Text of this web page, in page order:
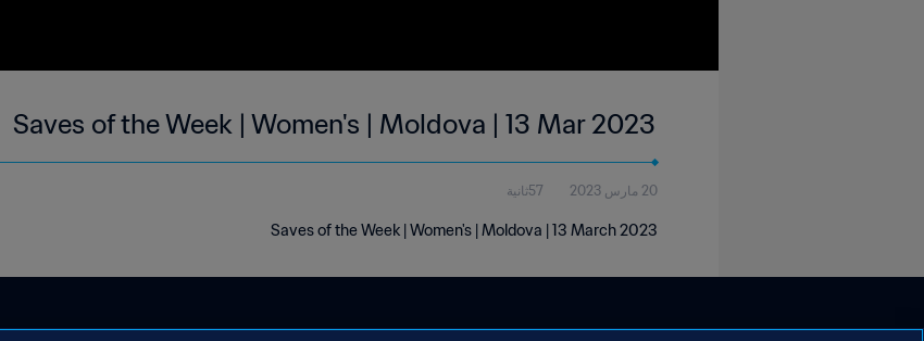
Saves of the Week | Women's | Moldova | 13 Mar 2023
20 مارس 2023 57ثانية
Saves of the Week | Women's | Moldova | 13 March 2023